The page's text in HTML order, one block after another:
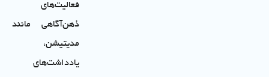
فعالیت‌های
ذهن‌آگاهی مانند
مدیتیشن،
یادداشت‌های